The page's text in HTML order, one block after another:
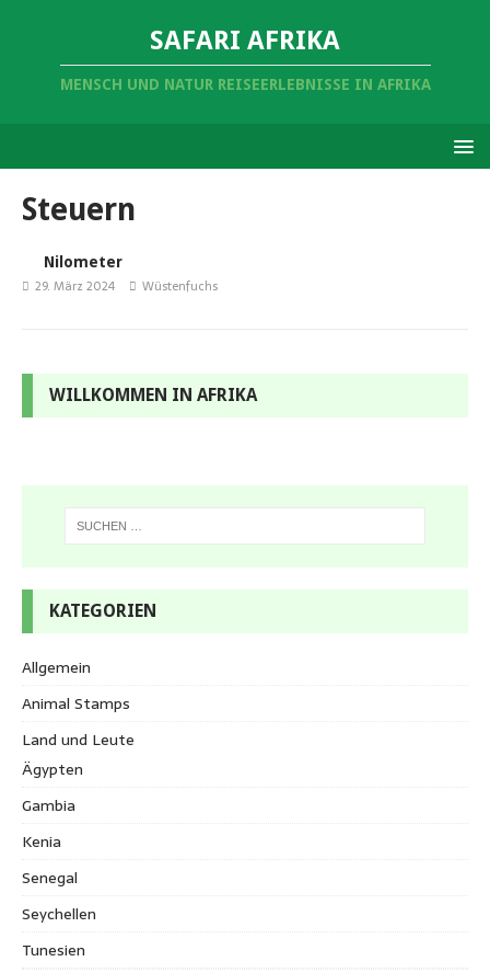
SAFARI AFRIKA
MENSCH UND NATUR REISEERLEBNISSE IN AFRIKA
Steuern
Nilometer
29. März 2024 Wüstenfuchs
WILLKOMMEN IN AFRIKA
KATEGORIEN
Allgemein
Animal Stamps
Land und Leute
Ägypten
Gambia
Kenia
Senegal
Seychellen
Tunesien